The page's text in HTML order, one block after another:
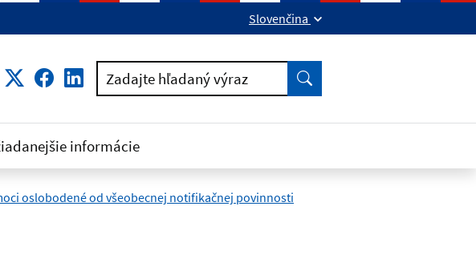
Slovenčina
Twitter
Facebook
LinkedIn
Zadajte hľadaný výraz Vyhľadať
informácie
oslobodené od všeobecnej notifikačnej povinnosti